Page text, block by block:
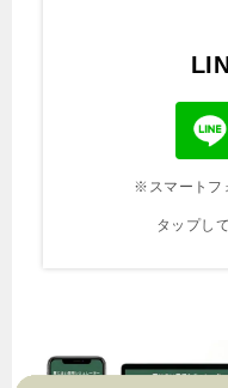
※スマートフ
タップし